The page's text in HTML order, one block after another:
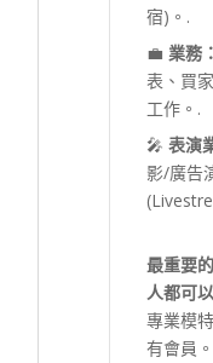
宿)。.
💼 業務：
表、買
工作。.
🎤表演
影/廣告
最重要
人都可
專業模
有會員